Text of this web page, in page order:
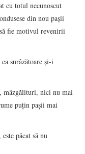
cu totul necunoscut
din nou paşii
să fie motivul revenirii
surâzătoare şi-i
mâzgălituri, nici nu mai
puţin paşii mai
păcat să nu